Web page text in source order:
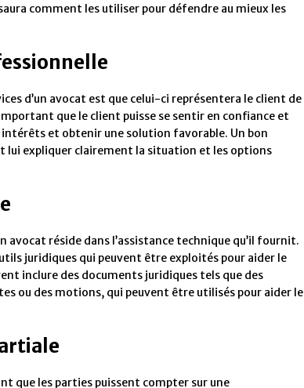
comment les utiliser pour défendre au mieux les
d’un avocat est que celui-ci représentera le client de
que le client puisse se sentir en confiance et
et obtenir une solution favorable. Un bon
lui expliquer clairement la situation et les options
avocat réside dans l’assistance technique qu’il fournit.
juridiques qui peuvent être exploités pour aider le
inclure des documents juridiques tels que des
ou des motions, qui peuvent être utilisés pour aider le
que les parties puissent compter sur une